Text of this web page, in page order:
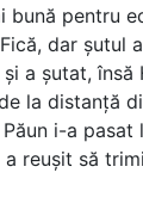
pentru
dar
a șutat,
la distanță
i-a
reușit să